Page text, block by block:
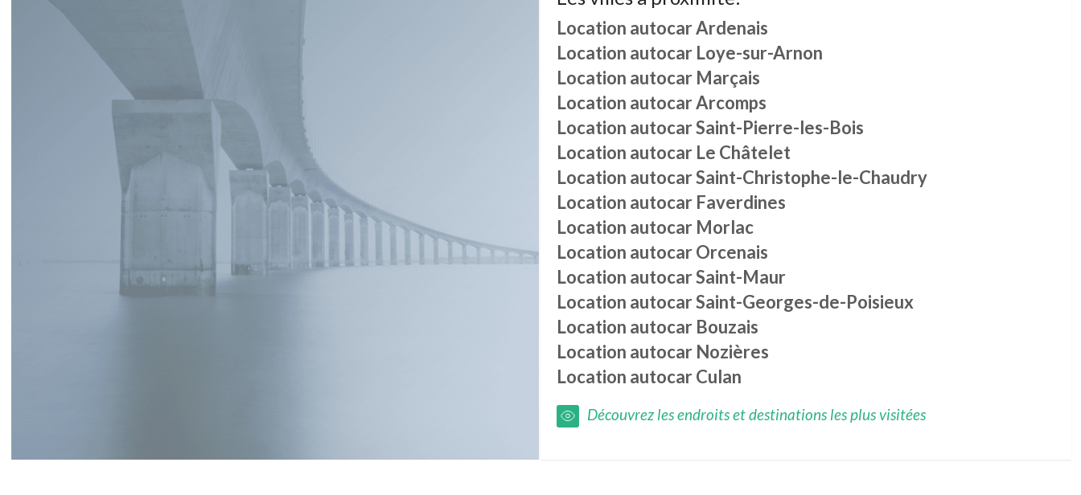
Location autocarArdenais
Location autocar Loye-sur-Arnon
Location autocar Marçais
Location autocarArcomps
Location autocarSaint-Pierre-les-Bois
Location autocar Le Châtelet
Location autocarSaint-Christophe-le-Chaudry
Location autocar Faverdines
Location autocar Morlac
Location autocarOrcenais
Location autocarSaint-Maur
Location autocarSaint-Georges-de-Poisieux
Location autocar Bouzais
Location autocar Nozières
Location autocarCulan
Découvrez les endroits et destinations les plus visitées